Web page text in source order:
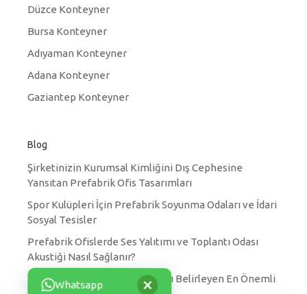
Düzce Konteyner
Bursa Konteyner
Adıyaman Konteyner
Adana Konteyner
Gaziantep Konteyner
Blog
Şirketinizin Kurumsal Kimliğini Dış Cephesine
Yansıtan Prefabrik Ofis Tasarımları
Spor Kulüpleri İçin Prefabrik Soyunma Odaları ve İdari
Sosyal Tesisler
Prefabrik Ofislerde Ses Yalıtımı ve Toplantı Odası
Akustiği Nasıl Sağlanır?
Prefabrik Yatakhane Fiyatlarını Belirleyen En Önemli
Whatsapp ×